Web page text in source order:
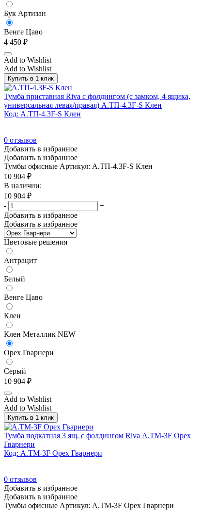
Бук Артизан
Венге Цаво
4 450 ₽
Add to Wishlist
Add to Wishlist
Купить в 1 клик
Тумба приставная Riva с фолдингом (с замком, 4 ящика,
универсальная левая/правая) А.ТП-4.3F-S Клен
Код: А.ТП-4.3F-S Клен
0 отзывов
Добавить в избранное
Добавить в избранное
Тумбы офисные Артикул: А.ТП-4.3F-S Клен
10 904 ₽
В наличии:
10 904 ₽
-
+
Добавить в избранное
Добавить в избранное
Цветовые решения
Антрацит
Белый
Венге Цаво
Клен
Клен Металлик NEW
Орех Гварнери
Серый
10 904 ₽
Add to Wishlist
Add to Wishlist
Купить в 1 клик
Тумба подкатная 3 ящ. с фолдингом Riva А.ТМ-3F Орех
Гварнери
Код: А.ТМ-3F Орех Гварнери
0 отзывов
Добавить в избранное
Добавить в избранное
Тумбы офисные Артикул: А.ТМ-3F Орех Гварнери